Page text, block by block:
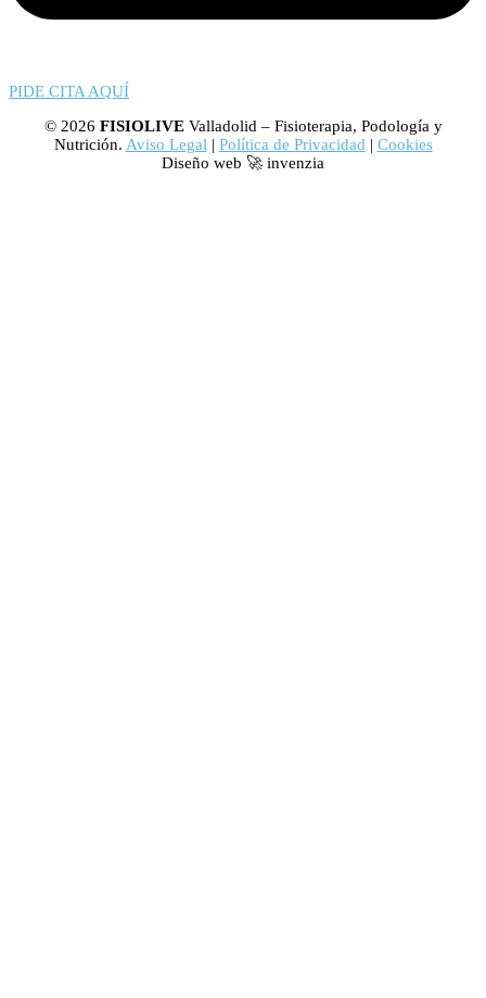
PIDE CITA AQUÍ
© 2026 FISIOLIVEValladolid – Fisioterapia, Podología y
Nutrición. Aviso Legal | Política de Privacidad | Cookies
Diseño web 🚀 invenzia